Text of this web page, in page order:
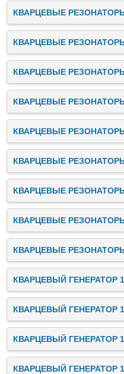
КВАРЦЕВЫЕ
КВАРЦЕВЫЕ
КВАРЦЕВЫЕ
КВАРЦЕВЫЕ
КВАРЦЕВЫЕ
КВАРЦЕВЫЕ
КВАРЦЕВЫЕ
КВАРЦЕВЫЕ
КВАРЦЕВЫЕ
КВАРЦЕВЫЙ ГЕНЕРАТОР
КВАРЦЕВЫЙ ГЕНЕРАТОР
КВАРЦЕВЫЙ ГЕНЕРАТОР
КВАРЦЕВЫЙ ГЕНЕРАТОР